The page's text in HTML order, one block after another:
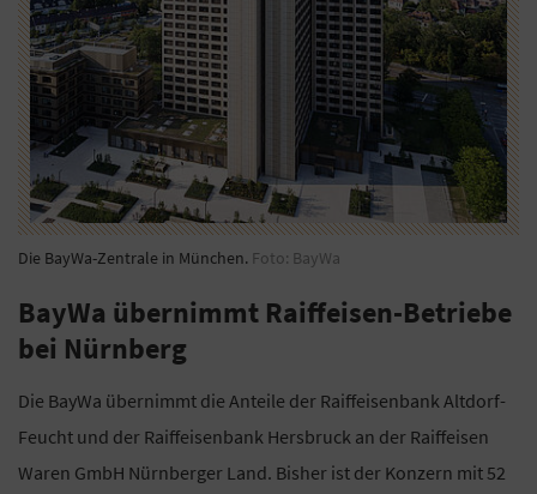
Die BayWa-Zentrale in München. Foto: BayWa
BayWa übernimmt Raiffeisen-Betriebe
bei Nürnberg
Die BayWa übernimmt die Anteile der Raiffeisenbank Altdorf-
Feucht und der Raiffeisenbank Hersbruck an der Raiffeisen
Waren GmbH Nürnberger Land. Bisher ist der Konzern mit 52